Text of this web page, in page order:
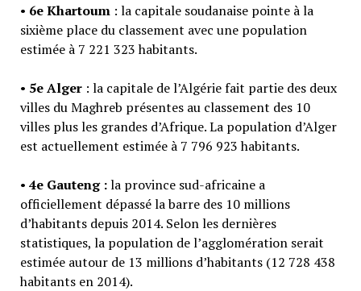
• 6e Khartoum: la capitale soudanaise pointe à la
sixième place du classement avec une population
estimée à 7 221 323 habitants.
• 5e Alger: la capitale de l’Algérie fait partie des deux
villes du Maghreb présentes au classement des 10
villes plus les grandes d’Afrique. La population d’Alger
est actuellement estimée à 7 796 923 habitants.
• 4e Gauteng :la province sud-africaine a
officiellement dépassé la barre des 10 millions
d’habitants depuis 2014. Selon les dernières
statistiques, la population de l’agglomération serait
estimée autour de 13 millions d’habitants (12 728 438
habitants en 2014).